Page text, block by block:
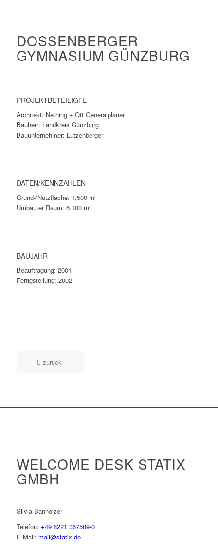
DOSSENBERGER
GYMNASIUM GÜNZBURG
PROJEKTBETEILIGTE
Architekt: Nething + Ott Generalplaner
Bauherr: Landkreis Günzburg
Bauunternehmer: Lutzenberger
DATEN/KENNZAHLEN
Grund-/Nutzfläche: 1.500 m²
Umbauter Raum: 6.100 m³
BAUJAHR
Beauftragung: 2001
Fertigstellung: 2002
zurück
WELCOME DESK STATIX
GMBH
Silvia Banholzer
Telefon: +49 8221 367509-0
E-Mail: mail@statix.de